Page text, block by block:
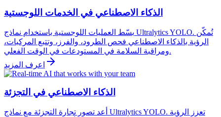
الذكاء الاصطناعي في الخدمات اللوجستية
بسّط العمليات اللوجستية باستخدام نماذج Ultralytics YOLO. تُمكّن
الرؤية بالذكاء الاصطناعي فحص الطرود، والفرز، وتتبع المركبات،
ومراقبة السلامة في المستودعات في الوقت الفعلي.
اعرف المزيد
الذكاء الاصطناعي في التجزئة
أعد تصور تجارة التجزئة مع نماذج Ultralytics YOLO. تعزز الرؤية